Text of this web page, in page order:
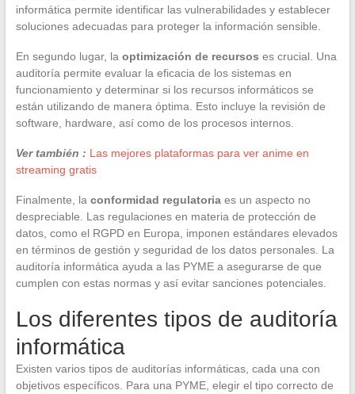
informática permite identificar las vulnerabilidades y establecer
soluciones adecuadas para proteger la información sensible.
En segundo lugar, la optimización de recursos es crucial. Una
auditoría permite evaluar la eficacia de los sistemas en
funcionamiento y determinar si los recursos informáticos se
están utilizando de manera óptima. Esto incluye la revisión de
software, hardware, así como de los procesos internos.
Ver también : Las mejores plataformas para ver anime en
streaming gratis
Finalmente, la conformidad regulatoriaes un aspecto no
despreciable. Las regulaciones en materia de protección de
datos, como el RGPD en Europa, imponen estándares elevados
en términos de gestión y seguridad de los datos personales. La
auditoría informática ayuda a las PYME a asegurarse de que
cumplen con estas normas y así evitar sanciones potenciales.
Los diferentes tipos de auditoría
informática
Existen varios tipos de auditorías informáticas, cada una con
objetivos específicos. Para una PYME, elegir el tipo correcto de